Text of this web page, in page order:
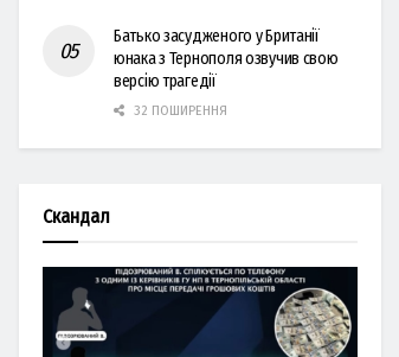
Батько засудженого у Британії
юнака з Тернополя озвучив свою
версію трагедії
32 ПОШИРЕННЯ
Скандал